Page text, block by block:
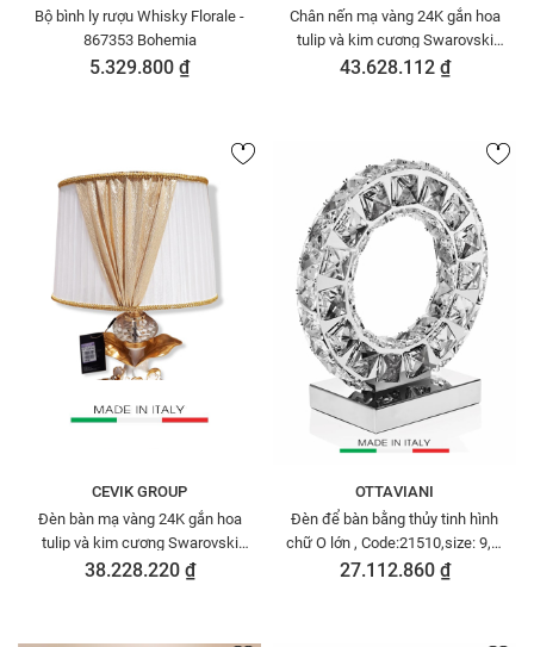
Bộ bình ly rượu Whisky Florale -
867353 Bohemia
5.329.800 ₫
Chân nến mạ vàng 24K gắn hoa
tulip và kim cương Swarovski
Cevik 3NI.PC5/100/OW
43.628.112 ₫
CEVIK GROUP
Đèn bàn mạ vàng 24K gắn hoa
tulip và kim cương Swarovski
Cevik 3NQ.L/100/OW
38.228.220 ₫
OTTAVIANI
Đèn để bàn bằng thủy tinh hình
chữ O lớn , Code:21510,size: 9,8-
h 16,9inch nhãn hiệu :
27.112.860 ₫